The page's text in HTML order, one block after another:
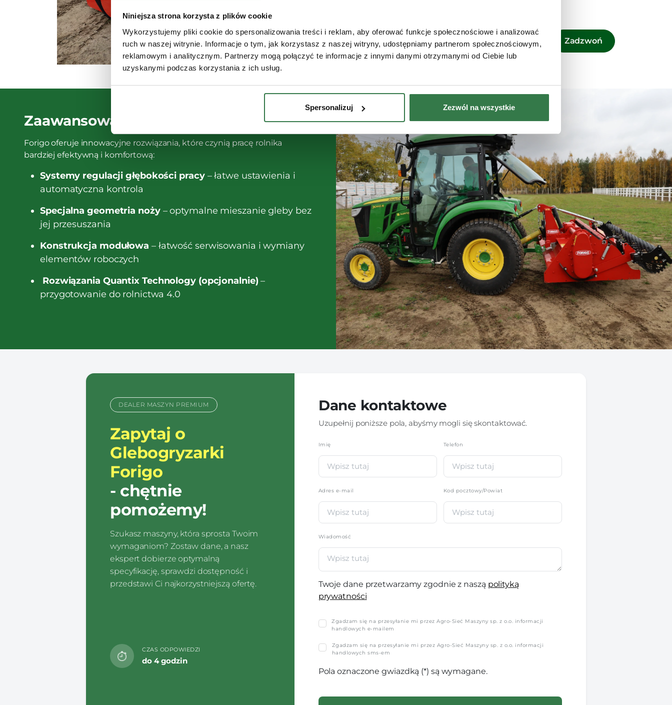
Niniejsza strona korzysta z plików cookie
Wykorzystujemy pliki cookie do spersonalizowania treści i reklam, aby oferować funkcje społecznościowe i analizować
ruch w naszej witrynie. Informacje o tym, jak korzystasz z naszej witryny, udostępniamy partnerom społecznościowym,
reklamowym i analitycznym. Partnerzy mogą połączyć te informacje z innymi danymi otrzymanymi od Ciebie lub
uzyskanymi podczas korzystania z ich usług.
Spersonalizuj Zezwól na wszystkie
Zadzwoń
Zaawansowane technologie Forigo
Forigo oferuje innowacyjne rozwiązania, które czynią pracę rolnika
bardziej efektywną i komfortową:
Systemy regulacji głębokości pracy– łatwe ustawienia i
automatyczna kontrola
Specjalna geometria noży– optymalne mieszanie gleby bez
jej przesuszania
Konstrukcja modułowa – łatwość serwisowania i wymiany
elementów roboczych
Rozwiązania Quantix Technology (opcjonalnie) –
przygotowanie do rolnictwa 4.0
DEALER MASZYN PREMIUM
Zapytaj o
Glebogryzarki
Forigo
- chętnie
pomożemy!
Szukasz maszyny, która sprosta Twoim
wymaganiom? Zostaw dane, a nasz
ekspert dobierze optymalną
specyfikację, sprawdzi dostępność i
przedstawi Ci najkorzystniejszą ofertę.
CZAS ODPOWIEDZI
do 4 godzin
Dane kontaktowe
Uzupełnij poniższe pola, abyśmy mogli się skontaktować.
Imię Telefon
Adres e-mail Kod pocztowy/Powiat
Wiadomość
Twoje dane przetwarzamy zgodnie z naszą polityką
prywatności
Zgadzam się na przesyłanie mi przez Agro-Sieć Maszyny sp. z o.o. informacji
handlowych e-mailem
Zgadzam się na przesyłanie mi przez Agro-Sieć Maszyny sp. z o.o. informacji
handlowych sms-em
Pola oznaczone gwiazdką (*) są wymagane.